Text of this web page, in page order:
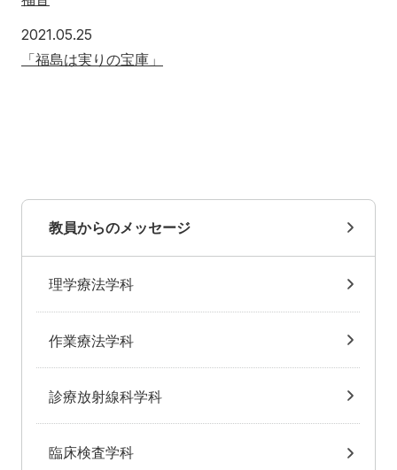
2021.05.25
「福島は実りの宝庫」
教員からのメッセージ
理学療法学科
作業療法学科
診療放射線科学科
臨床検査学科